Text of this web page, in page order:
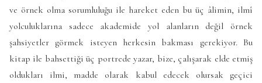
ve örnek olma sorumluluğu ile hareket eden bu üç âlimin, ilmî
yolculuklarına sadece akademide yol alanların değil örnek
şahsiyetler görmek isteyen herkesin bakması gerekiyor. Bu
kitap ile bahsettiği üç portrede yazar, bize, çalışarak elde etmiş
oldukları ilmi, madde olarak kabul edecek olursak geçici